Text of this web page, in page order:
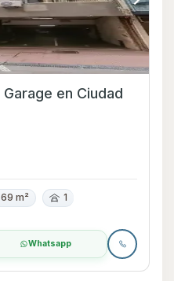
69 m² 1
Whatsapp